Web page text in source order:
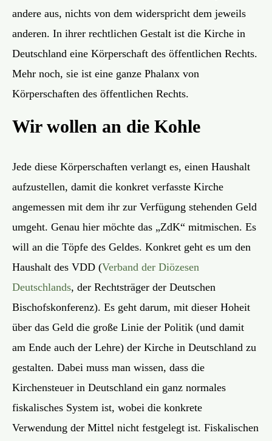
andere aus, nichts von dem widerspricht dem jeweils
anderen. In ihrer rechtlichen Gestalt ist die Kirche in
Deutschland eine Körperschaft des öffentlichen Rechts.
Mehr noch, sie ist eine ganze Phalanx von
Körperschaften des öffentlichen Rechts.
Wir wollen an die Kohle
Jede diese Körperschaften verlangt es, einen Haushalt
aufzustellen, damit die konkret verfasste Kirche
angemessen mit dem ihr zur Verfügung stehenden Geld
umgeht. Genau hier möchte das „ZdK“ mitmischen. Es
will an die Töpfe des Geldes. Konkret geht es um den
Haushalt des VDD (Verband der Diözesen
Deutschlands, der Rechtsträger der Deutschen
Bischofskonferenz). Es geht darum, mit dieser Hoheit
über das Geld die große Linie der Politik (und damit
am Ende auch der Lehre) der Kirche in Deutschland zu
gestalten. Dabei muss man wissen, dass die
Kirchensteuer in Deutschland ein ganz normales
fiskalisches System ist, wobei die konkrete
Verwendung der Mittel nicht festgelegt ist. Fiskalischen